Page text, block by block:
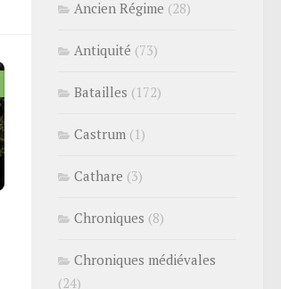
Ancien Régime (28)
Antiquité (73)
Batailles (172)
Castrum (1)
Cathare (3)
Chroniques (8)
Chroniques médiévales
(24)